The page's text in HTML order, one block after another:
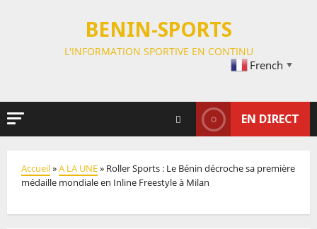
BENIN-SPORTS
L'INFORMATION SPORTIVE EN CONTINU
French ▼
EN DIRECT
Accueil»A LA UNE» Roller Sports : Le Bénin décroche sa première
médaille mondiale en Inline Freestyle à Milan